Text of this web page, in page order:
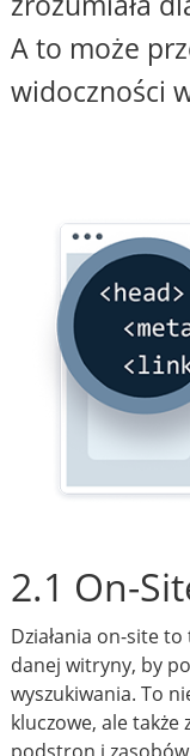
A to może
widoczności
2.1 On-
Działania on-site
danej witryny, by
wyszukiwania. To
kluczowe, ale
podstron i